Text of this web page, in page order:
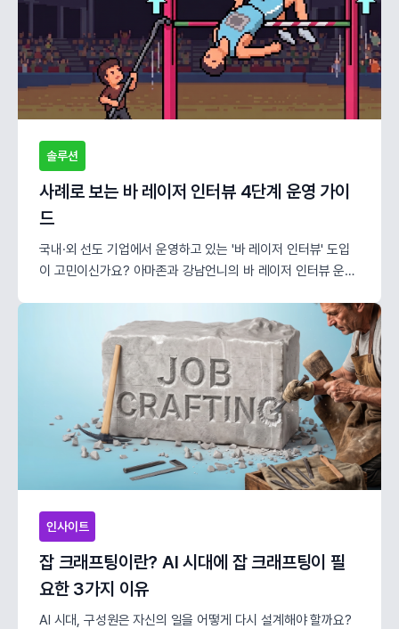
솔루션
사례로 보는 바 레이저 인터뷰 4단계 운영 가이
드
국내·외 선도 기업에서 운영하고 있는 '바 레이저 인터뷰' 도입
이 고민이신가요? 아마존과 강남언니의 바 레이저 인터뷰 운영
인사이트
잡 크래프팅이란? AI 시대에 잡 크래프팅이 필
요한 3가지 이유
AI 시대, 구성원은 자신의 일을 어떻게 다시 설계해야 할까요?